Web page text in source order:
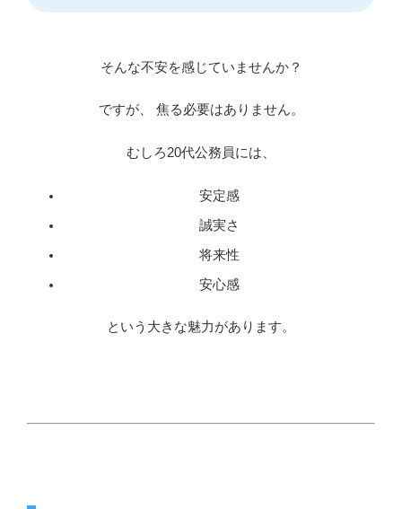
そんな不安を感じていませんか？
ですが、 焦る必要はありません。
むしろ20代公務員には、
安定感
誠実さ
将来性
安心感
という大きな魅力があります。